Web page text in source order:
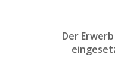
Der